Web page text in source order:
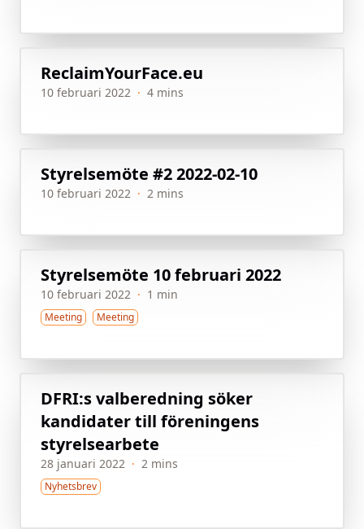
ReclaimYourFace.eu
10 februari 2022 · 4 mins
Styrelsemöte #2 2022-02-10
10 februari 2022 · 2 mins
Styrelsemöte 10 februari 2022
10 februari 2022 · 1 min
Meeting Meeting
DFRI:s valberedning söker
kandidater till föreningens
styrelsearbete
28 januari 2022 · 2 mins
Nyhetsbrev